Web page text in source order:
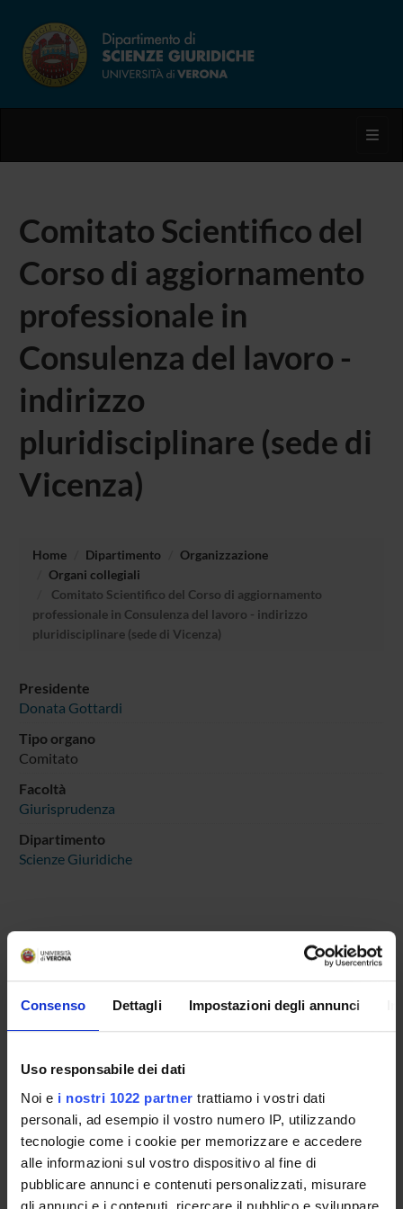
Consenso Dettagli Impostazioni degli annunci
Uso responsabile dei dati
Noi e i nostri 1022 partner trattiamo i vostri dati
personali, ad esempio il vostro numero IP, utilizzando
tecnologie come i cookie per memorizzare e accedere
alle informazioni sul vostro dispositivo al fine di
pubblicare annunci e contenuti personalizzati, misurare
gli annunci e i contenuti, ricercare il pubblico e sviluppare
Comitato Scientifico del
Corso di aggiornamento
professionale in
Consulenza del lavoro -
indirizzo
pluridisciplinare (sede di
Vicenza)
Home Dipartimento
Organizzazione
Organi collegiali
Comitato Scientifico del Corso di aggiornamento
professionale in Consulenza del lavoro - indirizzo
pluridisciplinare (sede di Vicenza)
Presidente
Donata Gottardi
Tipo organo
Comitato
Facoltà
Giurisprudenza
Dipartimento
Scienze Giuridiche
COMPONENTI
Sebastiano Maurizio Messina
Sylvain Giovanni Nadalet
Andrea Pilati
Franco Bastianello
Maurizio Vanzan